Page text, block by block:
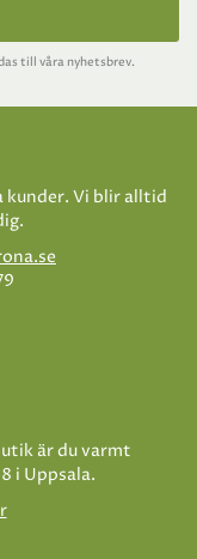
till våra nyhetsbrev.
kunder. Vi blir alltid
är du varmt
i Uppsala.